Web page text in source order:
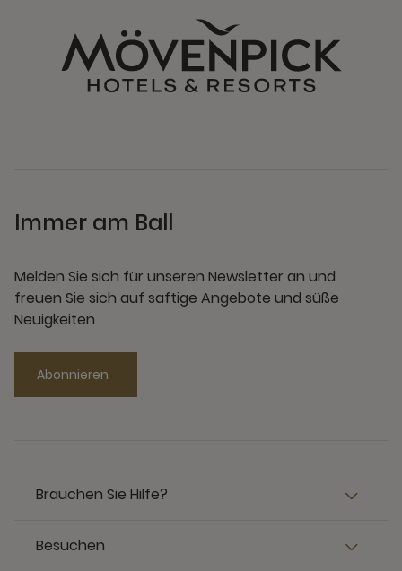
Immer am Ball
Melden Sie sich für unseren Newsletter an und
freuen Sie sich auf saftige Angebote und süße
Neuigkeiten
Abonnieren
Brauchen Sie Hilfe?
Besuchen